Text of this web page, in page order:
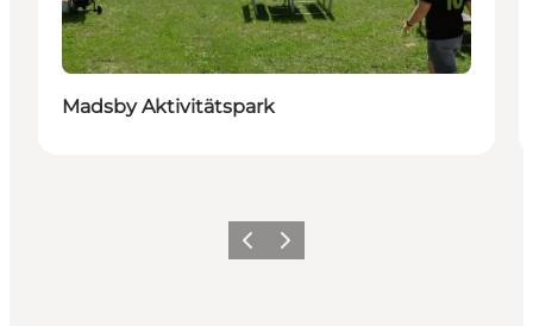
Madsby Aktivitätspark
Vorherige Folie
Nächste Folie